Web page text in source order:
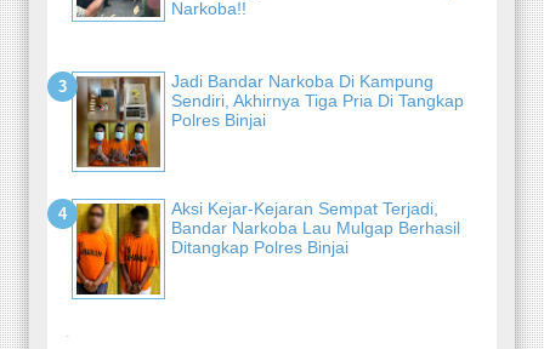
Narkoba!!
Jadi Bandar Narkoba Di Kampung
Sendiri, Akhirnya Tiga Pria Di Tangkap
Polres Binjai
Aksi Kejar-Kejaran Sempat Terjadi,
Bandar Narkoba Lau Mulgap Berhasil
Ditangkap Polres Binjai
-